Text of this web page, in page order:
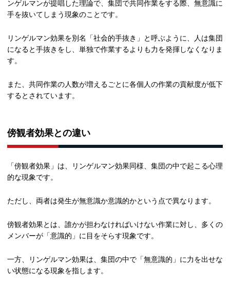
ンゲルマンが提唱した理論で、集団で共同作業をする際、無意識に
手を抜いてしまう現象のことです。
リンゲルマン効果を別名「社会的手抜き」と呼ぶように、人は集団
になると手抜きをし、単独で作業するよりも力を発揮しなくなりま
す。
また、共同作業の人数が増えるごとに各個人の作業の貢献度が低下
するとされています。
傍観者効果との違い
「傍観者効果」は、リンゲルマン効果同様、集団の中で起こる心理
的な現象です。
ただし、両者は発生が無意識か意識的かという点で異なります。
傍観者効果とは、誰かが担わなければいけない作業に対し、多くの
メンバーが「意識的」に目をそらす現象です。
一方、リンゲルマン効果は、集団の中で「無意識的」に力を出せな
い状態になる現象を指します。